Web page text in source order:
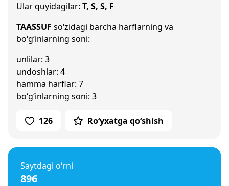
Ular quyidagilar: T, S, S, F
TAASSUF so‘zidagi barcha harflarning va
bo‘g‘inlarning soni:
unlilar: 3
undoshlar: 4
hamma harflar: 7
bo‘g‘inlarning soni: 3
126 Ro‘yxatga qo‘shish
Saytdagi o‘rni
896